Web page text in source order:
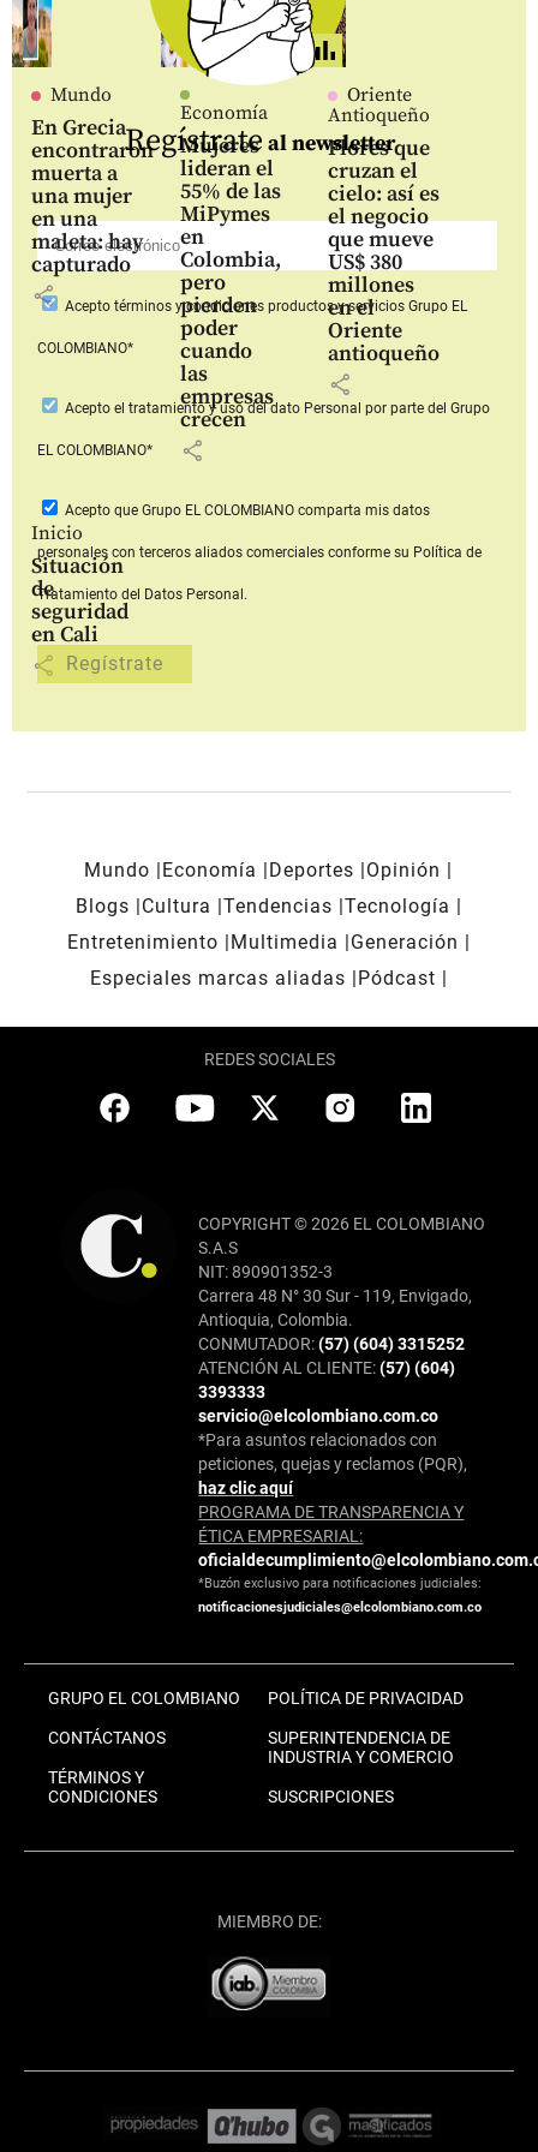
Mundo
En Grecia
encontraron
muerta a
una mujer
en una
maleta: hay
capturado
share
Economía
Mujeres
lideran el
55% de las
MiPymes
en
Colombia,
pero
pierden
poder
cuando
las
empresas
crecen
share
Oriente
Antioqueño
Flores que
cruzan el
cielo: así es
el negocio
que mueve
US$ 380
millones
en el
Oriente
antioqueño
share
Inicio
Situación
de
seguridad
en Cali
share
Regístrate al newsletter
Aceptotérminos y condiciones productos y serviciosGrupo EL
COLOMBIANO*
Acepto el tratamiento y uso del dato Personal por parte del Grupo
EL COLOMBIANO*
Acepto que Grupo EL COLOMBIANOcomparta mis datos
personales con terceros aliados comerciales conforme su Política de
Tratamiento del Datos Personal.
Mundo Economía Deportes
Opinión
Blogs
Cultura Tendencias Tecnología
Entretenimiento
Multimedia
Generación
Especiales marcas aliadas
Pódcast
REDES SOCIALES
COPYRIGHT © 2026 EL COLOMBIANO
S.A.S
NIT: 890901352-3
Carrera 48 N° 30 Sur - 119, Envigado,
Antioquia, Colombia.
CONMUTADOR:(57) (604) 3315252
ATENCIÓN AL CLIENTE:(57) (604)
3393333
servicio@elcolombiano.com.co
*Para asuntos relacionados con
peticiones, quejas y reclamos (PQR),
haz clic aquí
PROGRAMA DE TRANSPARENCIA Y
ÉTICA EMPRESARIAL:
*Buzón exclusivo para notificaciones judiciales:
notificacionesjudiciales@elcolombiano.com.co
GRUPO EL COLOMBIANO
CONTÁCTANOS
TÉRMINOS Y
CONDICIONES
POLÍTICA DE PRIVACIDAD
SUPERINTENDENCIA DE
INDUSTRIA Y COMERCIO
SUSCRIPCIONES
MIEMBRO DE: